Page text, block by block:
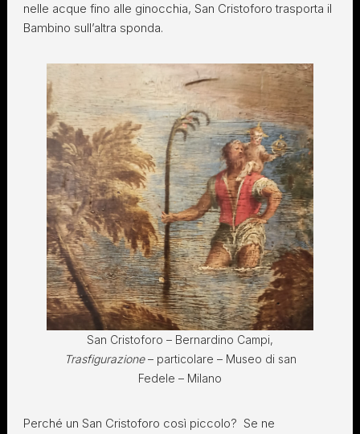
nelle acque fino alle ginocchia, San Cristoforo trasporta il
Bambino sull’altra sponda.
San Cristoforo – Bernardino Campi,
Trasfigurazione– particolare – Museo di san
Fedele – Milano
Perché un San Cristoforo così piccolo? Se ne